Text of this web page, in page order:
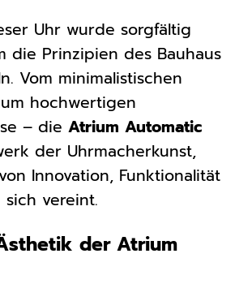
Uhr wurde sorgfältig
die Prinzipien des Bauhaus
Vom minimalistischen
hochwertigen
– die Atrium Automatic
der Uhrmacherkunst,
Innovation, Funktionalität
vereint.
der Atrium